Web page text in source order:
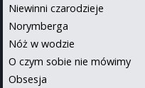
Niewinni czarodzieje
Norymberga
Nóż w wodzie
O czym sobie nie mówimy
Obsesja